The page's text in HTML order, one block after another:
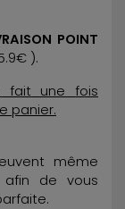
POINT
).
fait une fois
panier.
même
de vous